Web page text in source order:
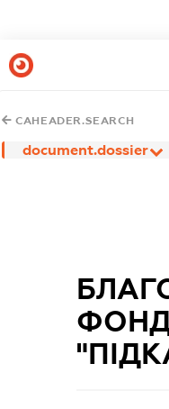
CAHEADER.SEARCH
document.dossier